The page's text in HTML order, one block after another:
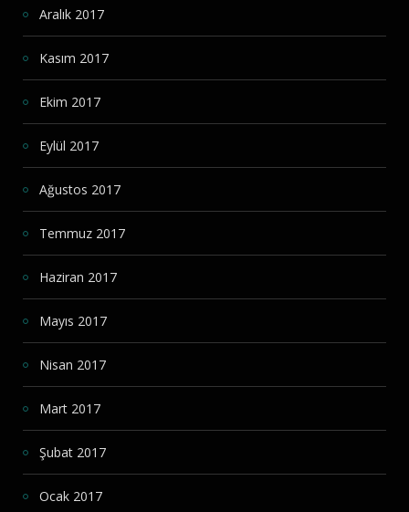
Aralık 2017
Kasım 2017
Ekim 2017
Eylül 2017
Ağustos 2017
Temmuz 2017
Haziran 2017
Mayıs 2017
Nisan 2017
Mart 2017
Şubat 2017
Ocak 2017